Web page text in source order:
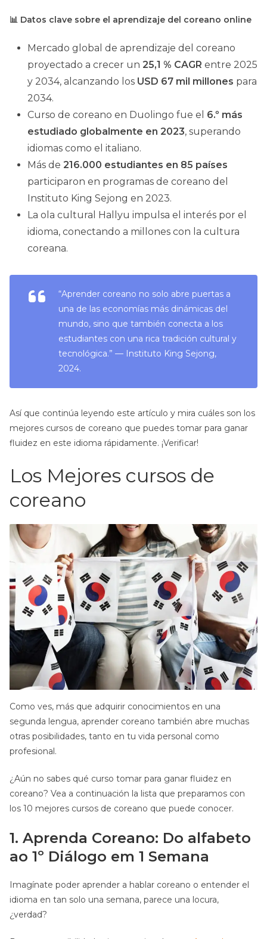
📊 Datos clave sobre el aprendizaje del coreano online
Mercado global de aprendizaje del coreano
proyectado a crecer un 25,1 % CAGR entre 2025
y 2034, alcanzando los USD 67 mil millones para
2034.
Curso de coreano en Duolingo fue el 6.º más
estudiado globalmente en 2023, superando
idiomas como el italiano.
Más de 216.000 estudiantes en 85 países
participaron en programas de coreano del
Instituto King Sejong en 2023.
La ola cultural Hallyu impulsa el interés por el
idioma, conectando a millones con la cultura
coreana.
“Aprender coreano no solo abre puertas a
una de las economías más dinámicas del
mundo, sino que también conecta a los
estudiantes con una rica tradición cultural y
tecnológica.” — Instituto King Sejong,
2024.
Así que continúa leyendo este artículo y mira cuáles son los
mejores cursos de coreano que puedes tomar para ganar
fluidez en este idioma rápidamente. ¡Verificar!
Los Mejores cursos de
coreano
Como ves, más que adquirir conocimientos en una
segunda lengua, aprender coreano también abre muchas
otras posibilidades, tanto en tu vida personal como
profesional.
¿Aún no sabes qué curso tomar para ganar fluidez en
coreano? Vea a continuación la lista que preparamos con
los 10 mejores cursos de coreano que puede conocer.
1. Aprenda Coreano: Do alfabeto
ao 1º Diálogo em 1 Semana
Imagínate poder aprender a hablar coreano o entender el
idioma en tan solo una semana, parece una locura,
¿verdad?